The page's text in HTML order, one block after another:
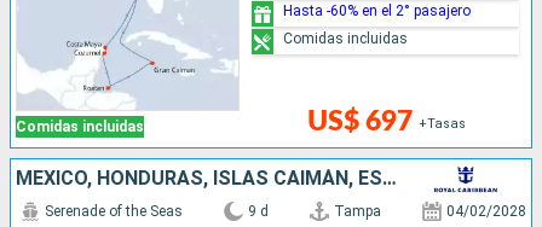
Comidas incluidas US$ 697 +Tasas
Hasta -60% en el 2° pasajero
Comidas incluidas
MÉXICO, HONDURAS, ISLAS CAIMÁN, ESTADOS UNIDOS
Serenade of the Seas 9 d Tampa 04/02/2028